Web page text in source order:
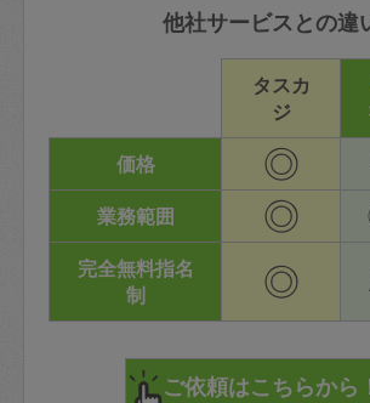
他社サービスとの違
タスカ
ジ
価格
◎
業務範囲 ◎
完全無料指名
制
◎